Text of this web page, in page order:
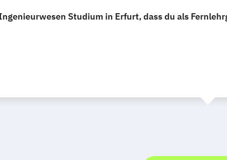
Studium in Erfurt, dass du als